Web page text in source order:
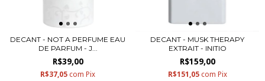
DECANT - NOT A PERFUME EAU
DE PARFUM - J...
R$39,00
R$37,05 com Pix
DECANT - MUSK THERAPY
EXTRAIT - INITIO
R$159,00
R$151,05 com Pix